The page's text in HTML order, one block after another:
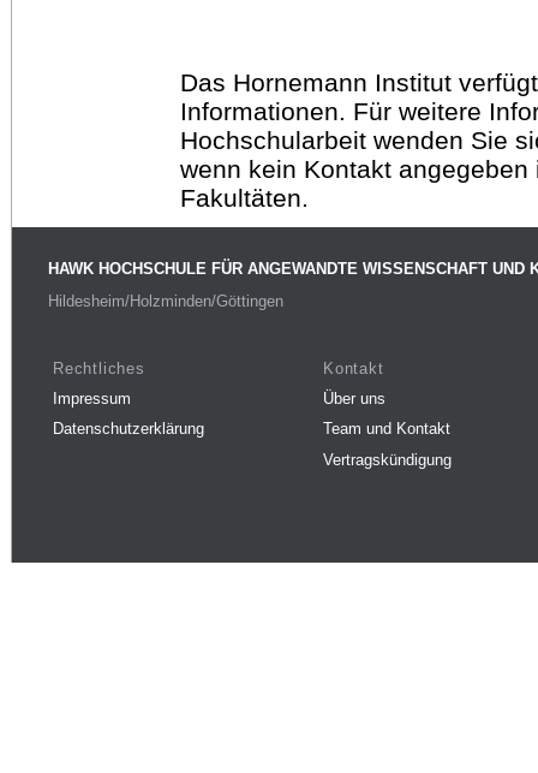
Das Hornemann Institut
Informationen. Für weitere
Hochschularbeit wenden Sie
wenn kein Kontakt
Fakultäten.
HAWK HOCHSCHULE FÜR ANGEWANDTE WISSENSCHAFT UND
Hildesheim/Holzminden/Göttingen
Rechtliches
Impressum
Datenschutzerklärung
Kontakt
Über uns
Team und Kontakt
Vertragskündigung